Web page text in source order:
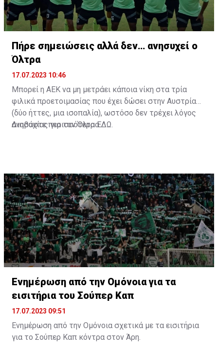
Πήρε σημειώσεις αλλά δεν… ανησυχεί ο
Όλτρα
17.07.2023 10:46
Μπορεί η ΑΕΚ να μη μετράει κάποια νίκη στα τρία
φιλικά προετοιμασίας που έχει δώσει στην Αυστρία
(δύο ήττες, μια ισοπαλία), ωστόσο δεν τρέχει λόγος
ανησυχίας για τον Όλτρα.
Διαβάστε περισσότεραΕΔΩ.
Ενημέρωση από την Ομόνοια για τα
εισιτήρια του Σούπερ Καπ
17.07.2023 09:51
Ενημέρωση από την Ομόνοια σχετικά με τα εισιτήρια
για το Σούπερ Καπ κόντρα στον Άρη.